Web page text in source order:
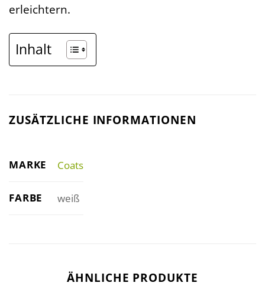
erleichtern.
Inhalt
ZUSÄTZLICHE INFORMATIONEN
MARKE Coats
FARBE weiß
ÄHNLICHE PRODUKTE